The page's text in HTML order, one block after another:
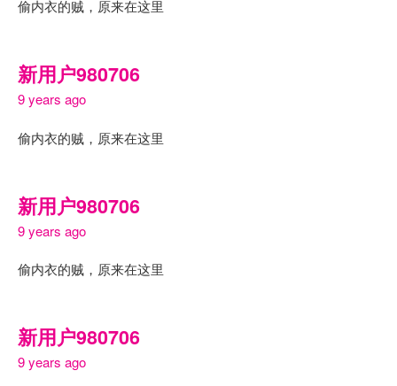
偷内衣的贼，原来在这里
新用户980706
9 years ago
偷内衣的贼，原来在这里
新用户980706
9 years ago
偷内衣的贼，原来在这里
新用户980706
9 years ago